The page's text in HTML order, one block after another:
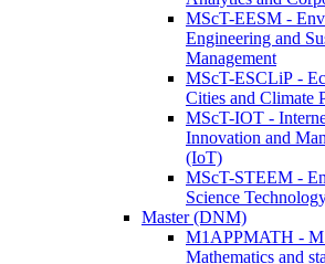
MScT-EESM -
Engineering and
Management
MScT-ESCLiP -
Cities and Climate
MScT-IOT -
Innovation and
(IoT)
MScT-STEEM -
Science
Master (DNM)
M1APPMATH -
Mathematics and